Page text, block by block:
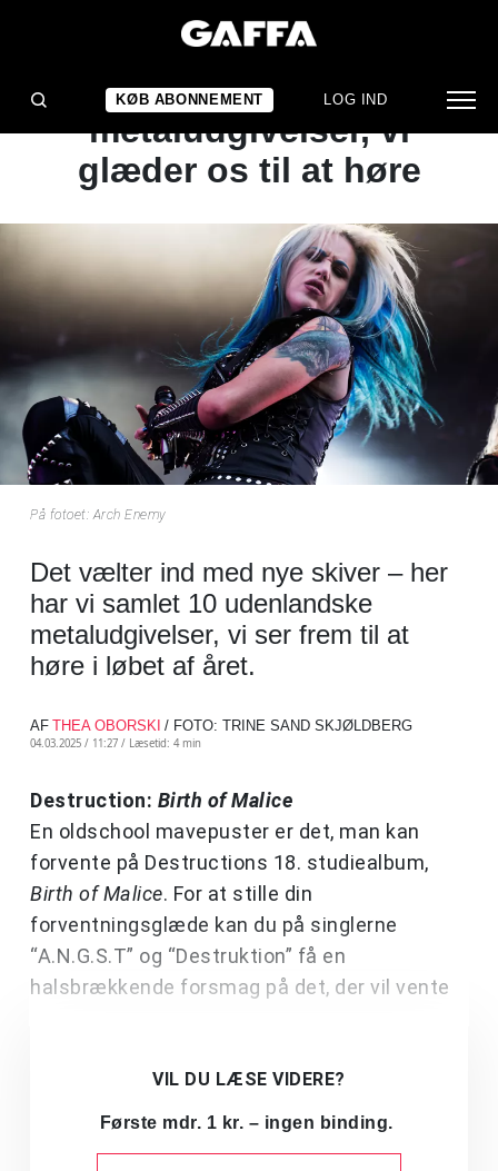
KØB ABONNEMENT LOG IND
GUIDE
10 udenlandske
metaludgivelser, vi
glæder os til at høre
På fotoet: Arch Enemy
Det vælter ind med nye skiver – her
har vi samlet 10 udenlandske
metaludgivelser, vi ser frem til at
høre i løbet af året.
AF THEA OBORSKI / FOTO: TRINE SAND SKJØLDBERG
04.03.2025 / 11:27 / Læsetid: 4 min
Destruction: Birth of Malice
En oldschool mavepuster er det, man kan
forvente på Destructions 18. studiealbum,
Birth of Malice. For at stille din
forventningsglæde kan du på singlerne
“A.N.G.S.T” og “Destruktion” få en
halsbrækkende forsmag på det, der vil vente
VIL DU LÆSE VIDERE?
Første mdr. 1 kr. – ingen binding.